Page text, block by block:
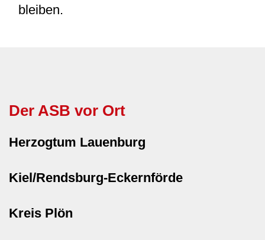
bleiben.
Der ASB vor Ort
Herzogtum Lauenburg
Kiel/Rendsburg-Eckernförde
Kreis Plön